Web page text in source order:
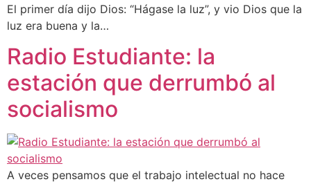
El primer día dijo Dios: “Hágase la luz”, y vio Dios que la
luz era buena y la…
Radio Estudiante: la
estación que derrumbó al
socialismo
A veces pensamos que el trabajo intelectual no hace